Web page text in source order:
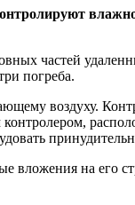
частей
погреба.
воздуху.
вложения на его